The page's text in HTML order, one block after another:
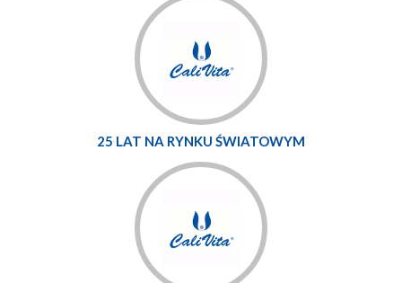
25 LAT NA RYNKU ŚWIATOWYM